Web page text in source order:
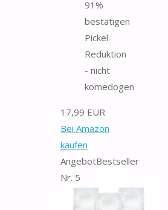
91%
bestätigen
Pickel-
Reduktion
- nicht
komedogen
17,99 EUR
Bei Amazon
kaufen
AngebotBestseller
Nr. 5